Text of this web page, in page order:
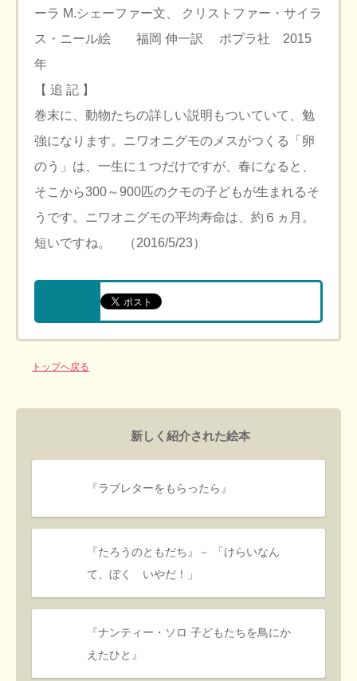
ーラ M.シェーファー文、 クリストファー・サイラ
ス・ニール絵 福岡 伸一訳 ポプラ社 2015
年
【 追 記 】
巻末に、動物たちの詳しい説明もついていて、勉
強になります。ニワオニグモのメスがつくる「卵
のう」は、一生に１つだけですが、春になると、
そこから300～900匹のクモの子どもが生まれるそ
うです。ニワオニグモの平均寿命は、約６ヵ月。
短いですね。 （2016/5/23）
トップへ戻る
新しく紹介された絵本
『ラブレターをもらったら』
『たろうのともだち』－ 「けらいなん
て、ぼく いやだ！」
『ナンティー・ソロ 子どもたちを鳥にか
えたひと』